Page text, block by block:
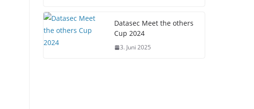
Datasec Meet the others
Cup 2024
3. Juni 2025